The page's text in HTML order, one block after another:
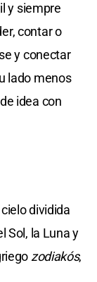
y siempre
contar o
y conectar
lado menos
idea con
dividida
Sol, la Luna y
zodiakós,